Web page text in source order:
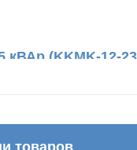
кВАр (KKMK-12-